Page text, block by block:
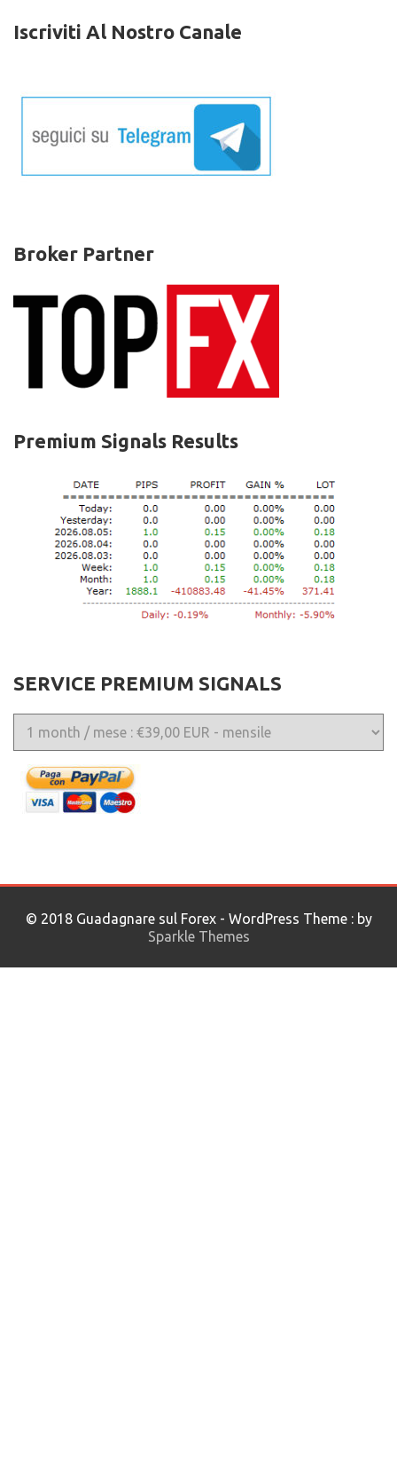
Iscriviti Al Nostro Canale
Broker Partner
Premium Signals Results
SERVICE PREMIUM SIGNALS
© 2018 Guadagnare sul Forex - WordPress Theme : by
Sparkle Themes